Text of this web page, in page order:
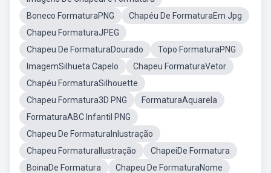
Boneco FormaturaPNG
Chapéu De FormaturaEm Jpg
Chapeu FormaturaJPEG
Chapeu De FormaturaDourado
Topo FormaturaPNG
ImagemSilhueta Capelo
Chapeu FormaturaVetor
Chapéu FormaturaSilhouette
Chapeu Formatura3D PNG
FormaturaAquarela
FormaturaABC Infantil PNG
Chapeu De FormaturaInlustração
Chapeu FormaturaIlustração
ChapeiDe Formatura
BoinaDe Formatura
Chapeu De FormaturaNome